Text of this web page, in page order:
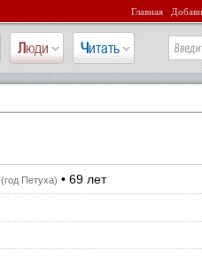
Главная
Люди Читать
(год Петуха) • 69 лет